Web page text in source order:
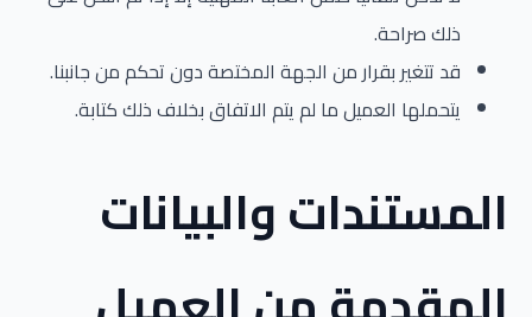
ذلك صراحة.
قد تتغير بقرار من الجهة المختصة دون تحكم من جانبنا.
يتحملها العميل ما لم يتم الاتفاق بخلاف ذلك كتابة.
المستندات والبيانات